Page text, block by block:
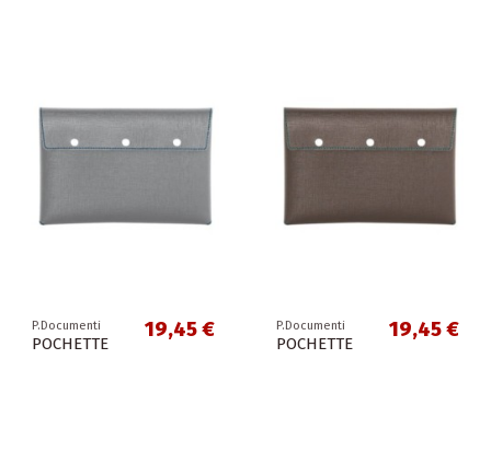
P.Documenti
POCHETTE
19,45 € P.Documenti
POCHETTE
19,45 €